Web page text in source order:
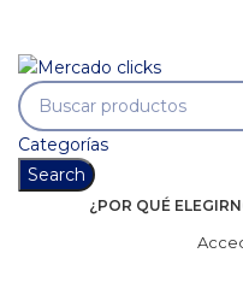
Categorías
Search
¿POR QUÉ